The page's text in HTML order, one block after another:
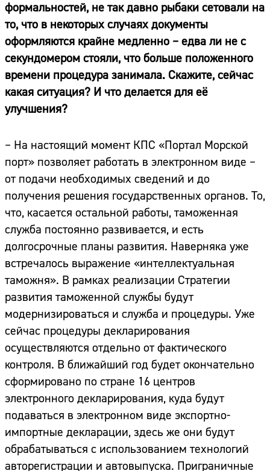
формальностей, не так давно рыбаки сетовали на
то, что в некоторых случаях документы
оформляются крайне медленно – едва ли не с
секундомером стояли, что больше положенного
времени процедура занимала. Скажите, сейчас
какая ситуация? И что делается для её
улучшения?
– На настоящий момент КПС «Портал Морской
порт» позволяет работать в электронном виде –
от подачи необходимых сведений и до
получения решения государственных органов. То,
что, касается остальной работы, таможенная
служба постоянно развивается, и есть
долгосрочные планы развития. Наверняка уже
встречалось выражение «интеллектуальная
таможня». В рамках реализации Стратегии
развития таможенной службы будут
модернизироваться и служба и процедуры. Уже
сейчас процедуры декларирования
осуществляются отдельно от фактического
контроля. В ближайший год будет окончательно
сформировано по стране 16 центров
электронного декларирования, куда будут
подаваться в электронном виде экспортно-
импортные декларации, здесь же они будут
обрабатываться с использованием технологий
авторегистрации и автовыпуска. Приграничные